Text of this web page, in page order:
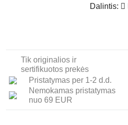
Dalintis:
Tik originalios ir
sertifikuotos prekės
Pristatymas per 1-2 d.d.
Nemokamas pristatymas
nuo 69 EUR